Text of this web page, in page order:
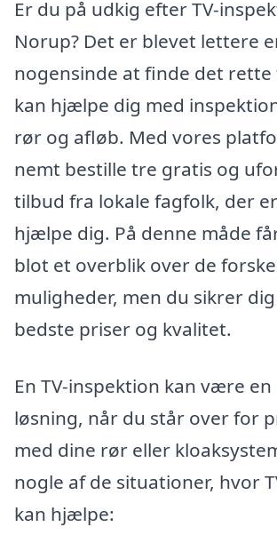
Er du på udkig efter TV-
Norup? Det er blevet lettere
nogensinde at finde det
kan hjælpe dig med
rør og afløb. Med vores
nemt bestille tre gratis og
tilbud fra lokale fagfolk, der
hjælpe dig. På denne måde
blot et overblik over de
muligheder, men du sikrer
bedste priser og kvalitet.
En TV-inspektion kan være
løsning, når du står over for
med dine rør eller
nogle af de situationer, hvor
kan hjælpe: